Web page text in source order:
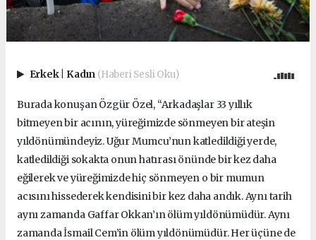
Erkek Kadın (Haberi Sesli Oku)
Burada konuşan Özgür Özel, “Arkadaşlar 33 yıllık
bitmeyen bir acının, yüreğimizde sönmeyen bir ateşin
yıldönümündeyiz. Uğur Mumcu’nun katledildiği yerde,
katledildiği sokakta onun hatırası önünde bir kez daha
eğilerek ve yüreğimizde hiç sönmeyen o bir mumun
acısını hissederek kendisini bir kez daha andık. Aynı tarih
aynı zamanda Gaffar Okkan’ın ölüm yıldönümüdür. Aynı
zamanda İsmail Cem’in ölüm yıldönümüdür. Her üçüne de